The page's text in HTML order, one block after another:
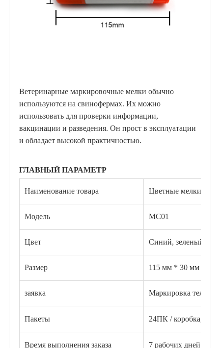
Ветеринарные маркировочные мелки обычно
используются на свинофермах. Их можно
использовать для проверки информации,
вакцинации и разведения. Он прост в эксплуатации
и обладает высокой практичностью.
ГЛАВНЫЙ ПАРАМЕТР
Наименование товара Цветные мелки для
Модель MC01
Цвет Синий, зеленый,
Размер 115 мм * 30 мм
заявка Маркировка тела
Пакеты 24ПК / коробка, 10
Время выполнения заказа 7 рабочих дней